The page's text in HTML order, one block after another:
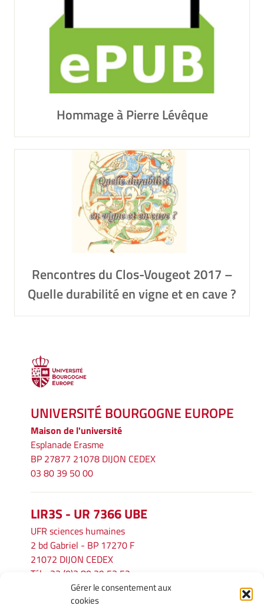
Gérer le consentement aux
cookies
Hommage à Pierre Lévêque
Rencontres du Clos-Vougeot 2017 –
Quelle durabilité en vigne et en cave ?
UNIVERSITÉ BOURGOGNE EUROPE
Maison de l'université
Esplanade Erasme
BP 27877 21078 DIJON CEDEX
03 80 39 50 00
LIR3S - UR 7366 UBE
UFR sciences humaines
2 bd Gabriel - BP 17270 F
21072 DIJON CEDEX
Tél. : 33 (0)3 80 39 53 52
lir3s@u-bourgogne.fr